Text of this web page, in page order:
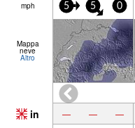
mph 5 5 0
Mappa
neve
Altro
in — — —